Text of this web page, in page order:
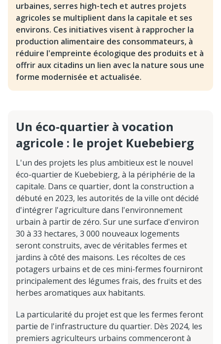
urbaines, serres high-tech et autres projets
agricoles se multiplient dans la capitale et ses
environs. Ces initiatives visent à rapprocher la
production alimentaire des consommateurs, à
réduire l'empreinte écologique des produits et à
offrir aux citadins un lien avec la nature sous une
forme modernisée et actualisée.
Un éco-quartier à vocation
agricole : le projet Kuebebierg
L'un des projets les plus ambitieux est le nouvel
éco-quartier de Kuebebierg, à la périphérie de la
capitale. Dans ce quartier, dont la construction a
débuté en 2023, les autorités de la ville ont décidé
d'intégrer l'agriculture dans l'environnement
urbain à partir de zéro. Sur une surface d'environ
30 à 33 hectares, 3 000 nouveaux logements
seront construits, avec de véritables fermes et
jardins à côté des maisons. Les récoltes de ces
potagers urbains et de ces mini-fermes fourniront
principalement des légumes frais, des fruits et des
herbes aromatiques aux habitants.
La particularité du projet est que les fermes feront
partie de l'infrastructure du quartier. Dès 2024, les
premiers agriculteurs urbains commenceront à